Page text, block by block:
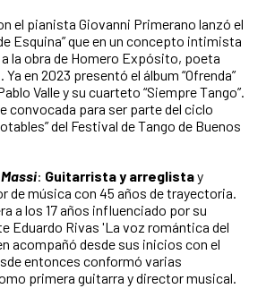
el pianista Giovanni Primerano lanzó el
Esquina” que en un concepto intimista
la obra de Homero Expósito, poeta
en 2023 presentó el álbum “Ofrenda”
Valle y su cuarteto “Siempre Tango”.
convocada para ser parte del ciclo
del Festival de Tango de Buenos
: Guitarrista y arreglistay
de música con 45 años de trayectoria.
a los 17 años influenciado por su
Eduardo Rivas 'La voz romántica del
acompañó desde sus inicios con el
entonces conformó varias
primera guitarra y director musical.